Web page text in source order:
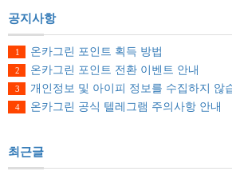
공지사항
1
온카그린 포인트 획득 방법
2 온카그린 포인트 전환 이벤트 안내
3
개인정보 및 아이피 정보를 수집하지 않
4 온카그린 공식 텔레그램 주의사항 안내
최근글